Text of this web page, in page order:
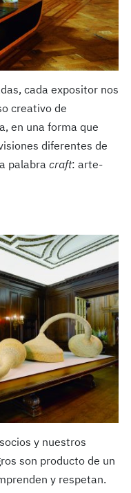
cada expositor nos
creativo de
en una forma que
diferentes de
palabra craft: arte-
y nuestros
son producto de un
y respetan.